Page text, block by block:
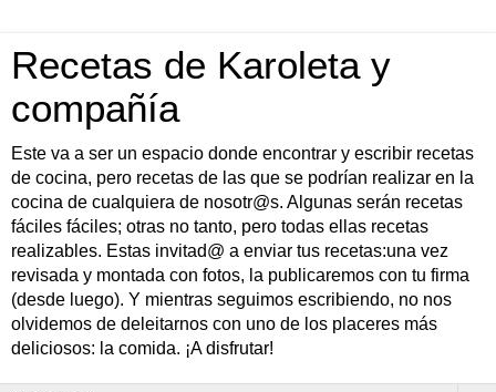
Recetas de Karoleta y
compañía
Este va a ser un espacio donde encontrar y escribir recetas
de cocina, pero recetas de las que se podrían realizar en la
cocina de cualquiera de nosotr@s. Algunas serán recetas
fáciles fáciles; otras no tanto, pero todas ellas recetas
realizables. Estas invitad@ a enviar tus recetas:una vez
revisada y montada con fotos, la publicaremos con tu firma
(desde luego). Y mientras seguimos escribiendo, no nos
olvidemos de deleitarnos con uno de los placeres más
deliciosos: la comida. ¡A disfrutar!